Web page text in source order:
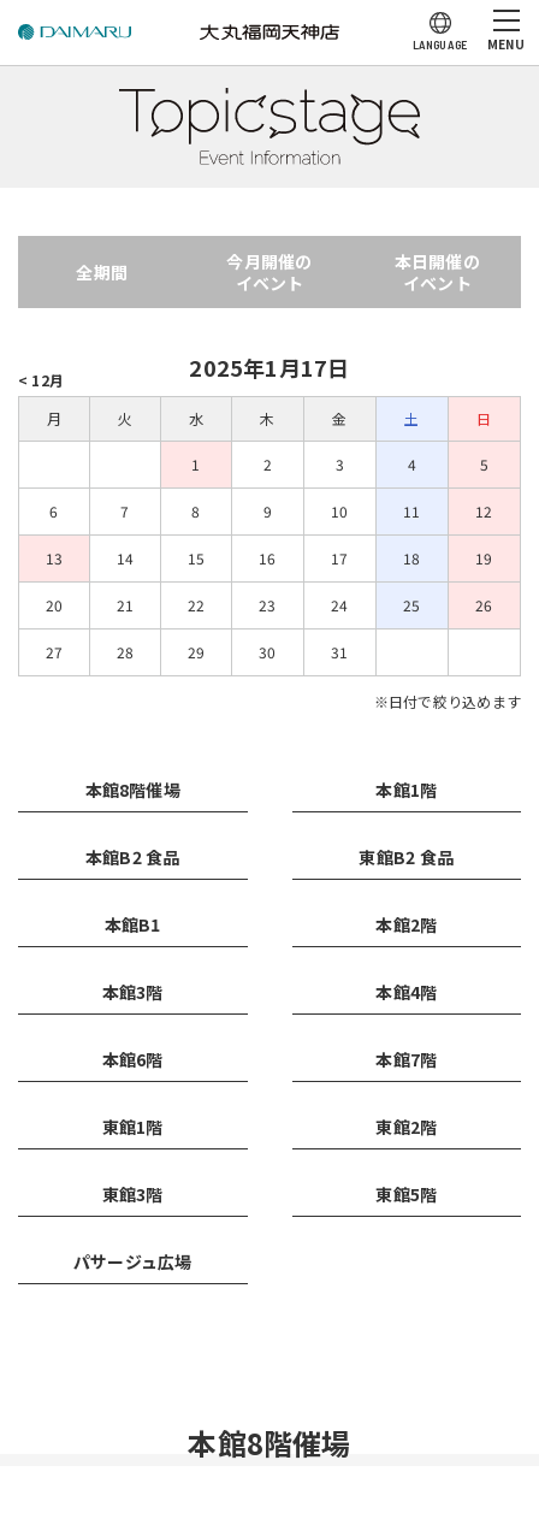
LANGUAGE MENU
全期間
今月開催の
イベント
本日開催の
イベント
2025年1月17日
< 12月
月
火 水 木 金 土 日
1 2 3 4 5
6 7 8 9 10 11 12
13 14 15 16 17 18 19
20 21 22 23 24 25 26
27 28 29 30 31
※日付で絞り込めます
本館8階催場 本館1階
本館B2 食品 東館B2 食品
本館B1 本館2階
本館3階 本館4階
本館6階 本館7階
東館1階 東館2階
東館3階 東館5階
パサージュ広場
本館8階催場